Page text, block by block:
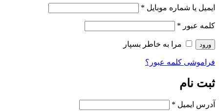
ایمیل یا شماره موبایل *
کلمه عبور *
ورود مرا به خاطر بسپار
فراموشی کلمه عبور؟
ثبت نام
آدرس ایمیل *